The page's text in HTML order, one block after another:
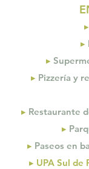
▸
▸
▸
▸ Pizzería y
▸ Restaurante
▸
▸ Paseos en
▸ UPA Sul de